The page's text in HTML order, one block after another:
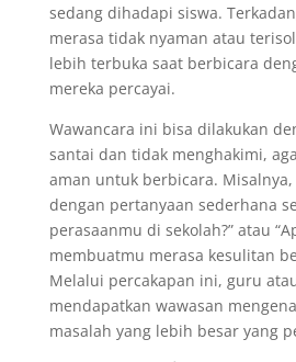
sedang dihadapi siswa.
merasa tidak nyaman atau
lebih terbuka saat berbicara
mereka percayai.
Wawancara ini bisa dilakukan
santai dan tidak menghakimi,
aman untuk berbicara.
dengan pertanyaan sederhana
perasaanmu di sekolah?” atau
membuatmu merasa kesulitan
Melalui percakapan ini, guru
mendapatkan wawasan
masalah yang lebih besar yang